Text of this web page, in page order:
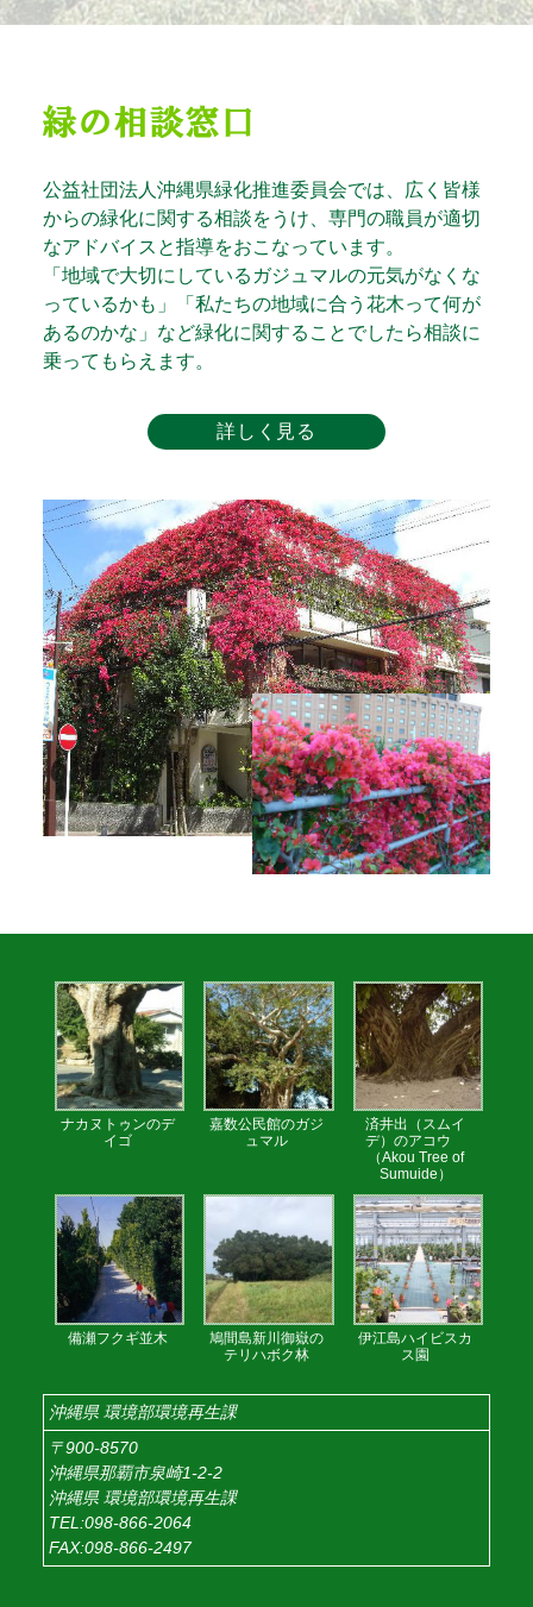
公益社団法人沖縄県緑化推進委員会では、広く皆様
からの緑化に関する相談をうけ、専門の職員が適切
なアドバイスと指導をおこなっています。
「地域で大切にしているガジュマルの元気がなくな
っているかも」「私たちの地域に合う花木って何が
あるのかな」など緑化に関することでしたら相談に
乗ってもらえます。
詳しく見る
ナカヌトゥンのデ
イゴ
嘉数公民館のガジ
ュマル
済井出（スムイ
デ）のアコウ
（Akou Tree of
Sumuide）
備瀬フクギ並木
鳩間島新川御嶽の
テリハボク林
伊江島ハイビスカ
ス園
沖縄県 環境部環境再生課
〒900-8570
沖縄県那覇市泉崎1-2-2
沖縄県 環境部環境再生課
TEL:098-866-2064
FAX:098-866-2497